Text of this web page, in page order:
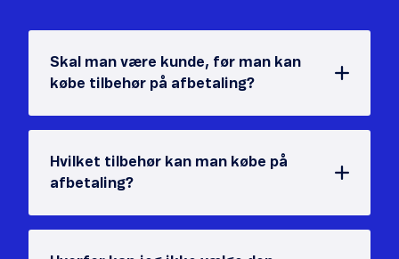
Skal man være kunde, før man kan
købe tilbehør på afbetaling?
Hvilket tilbehør kan man købe på
afbetaling?